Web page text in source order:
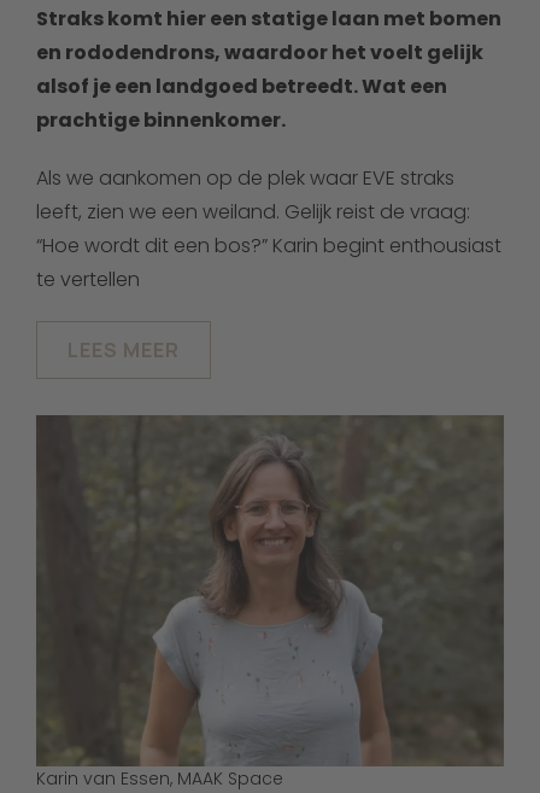
Straks komt hier een statige laan met bomen
en rododendrons, waardoor het voelt gelijk
alsof je een landgoed betreedt. Wat een
prachtige binnenkomer.
Als we aankomen op de plek waar EVE straks
leeft, zien we een weiland. Gelijk reist de vraag:
“Hoe wordt dit een bos?” Karin begint enthousiast
te vertellen
LEES MEER
Karin van Essen, MAAK Space